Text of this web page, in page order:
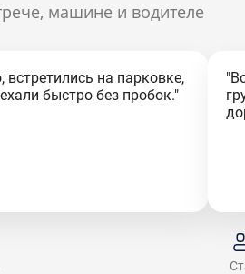
машине и водителе
встретились на парковке,
быстро без пробок."